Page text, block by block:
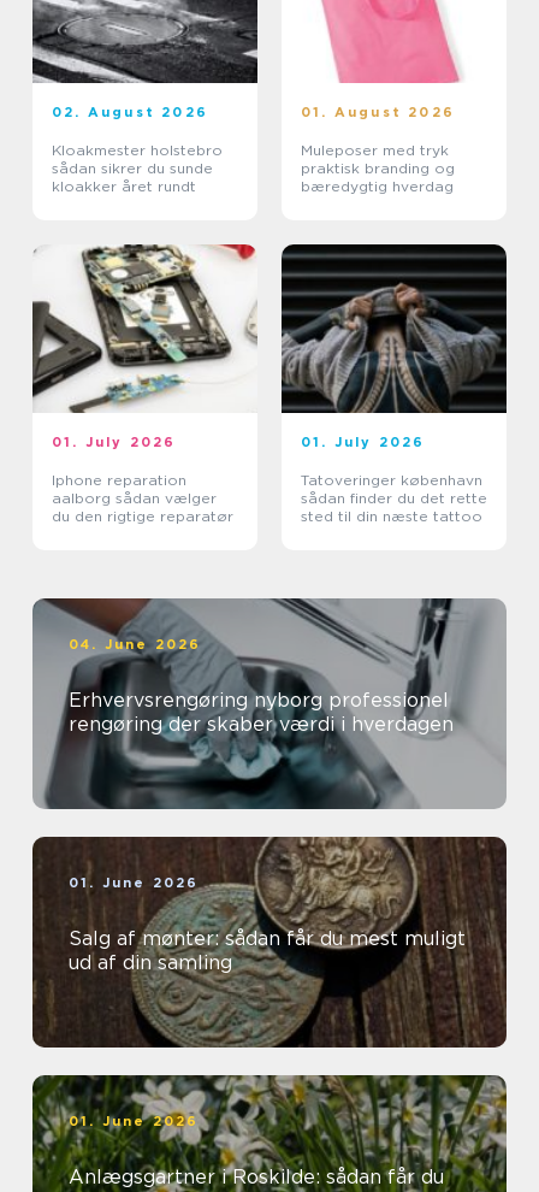
02. August 2026
Kloakmester holstebro
sådan sikrer du sunde
kloakker året rundt
01. August 2026
Muleposer med tryk
praktisk branding og
bæredygtig hverdag
01. July 2026
Iphone reparation
aalborg sådan vælger
du den rigtige reparatør
01. July 2026
Tatoveringer københavn
sådan finder du det rette
sted til din næste tattoo
04. June 2026
Erhvervsrengøring nyborg professionel
rengøring der skaber værdi i hverdagen
01. June 2026
Salg af mønter: sådan får du mest muligt
ud af din samling
01. June 2026
Anlægsgartner i Roskilde: sådan får du